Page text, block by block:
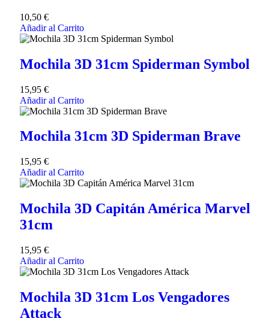
10,50 €
Añadir al Carrito
Mochila 3D 31cm Spiderman Symbol
15,95 €
Añadir al Carrito
Mochila 31cm 3D Spiderman Brave
15,95 €
Añadir al Carrito
Mochila 3D Capitán América Marvel
31cm
15,95 €
Añadir al Carrito
Mochila 3D 31cm Los Vengadores
Attack